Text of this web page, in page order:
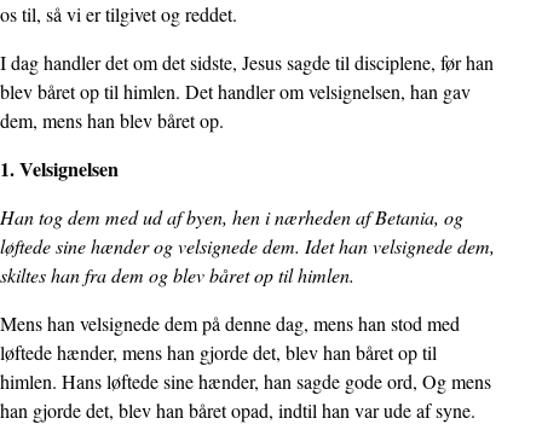
os til, så vi er tilgivet og reddet.
I dag handler det om det sidste, Jesus sagde til disciplene, før han
blev båret op til himlen. Det handler om velsignelsen, han gav
dem, mens han blev båret op.
1. Velsignelsen
Han tog dem med ud af byen, hen i nærheden af Betania, og
løftede sine hænder og velsignede dem. Idet han velsignede dem,
skiltes han fra dem og blev båret op til himlen.
Mens han velsignede dem på denne dag, mens han stod med
løftede hænder, mens han gjorde det, blev han båret op til
himlen. Hans løftede sine hænder, han sagde gode ord, Og mens
han gjorde det, blev han båret opad, indtil han var ude af syne.